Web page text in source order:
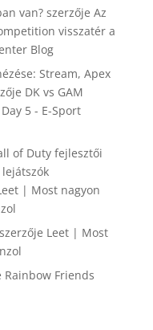
van?szerzője Az
visszatér a
Blog
Stream, Apex
DK vs GAM
5 - E-Sport
of Duty fejlesztői
| Most nagyon
szerzője Leet | Most
Rainbow Friends